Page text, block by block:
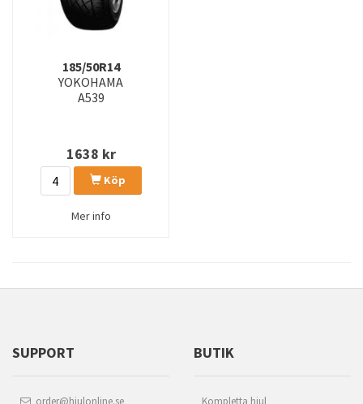
185/50R14
YOKOHAMA
A539
1638 kr
Köp
Mer info
SUPPORT BUTIK